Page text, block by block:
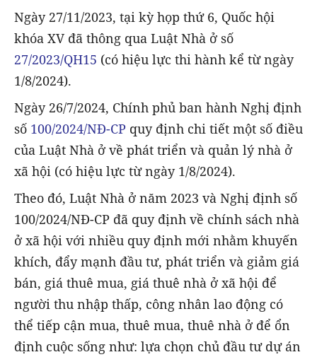
Ngày 27/11/2023, tại kỳ họp thứ 6, Quốc hội
khóa XV đã thông qua Luật Nhà ở số
27/2023/QH15 (có hiệu lực thi hành kể từ ngày
1/8/2024).
Ngày 26/7/2024, Chính phủ ban hành Nghị định
số 100/2024/NĐ-CP quy định chi tiết một số điều
của Luật Nhà ở về phát triển và quản lý nhà ở
xã hội (có hiệu lực từ ngày 1/8/2024).
Theo đó, Luật Nhà ở năm 2023 và Nghị định số
100/2024/NĐ-CP đã quy định về chính sách nhà
ở xã hội với nhiều quy định mới nhằm khuyến
khích, đẩy mạnh đầu tư, phát triển và giảm giá
bán, giá thuê mua, giá thuê nhà ở xã hội để
người thu nhập thấp, công nhân lao động có
thể tiếp cận mua, thuê mua, thuê nhà ở để ổn
định cuộc sống như: lựa chọn chủ đầu tư dự án